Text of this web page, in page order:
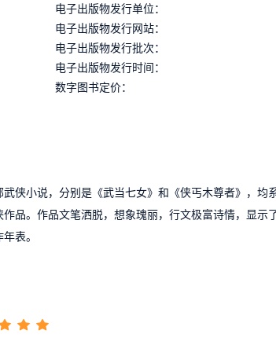
电子出版物发行单位：
电子出版物发行网站：
电子出版物发行批次：
电子出版物发行时间：
数字图书定价：
侠小说，分别是《武当七女》和《侠丐木尊者》，均
作品。作品文笔洒脱，想象瑰丽，行文极富诗情，显
表。